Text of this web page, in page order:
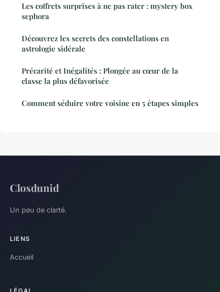
Les coffrets surprises à ne pas rater : mystery box
sephora
Découvrez les secrets des constellations en
astrologie sidérale
Précarité et Inégalités : Plongée au cœur de la
classe la plus défavorisée
Comment séduire votre voisine en 5 étapes simples
Closdunid
Un peu de clarté.
LIENS
Accueil